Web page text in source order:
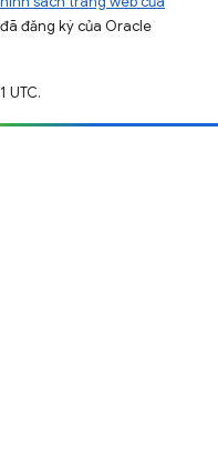
đăng ký của Oracle
UTC.